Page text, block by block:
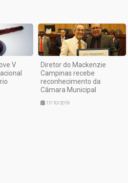
V
Diretor do Mackenzie
Campinas recebe
reconhecimento da
Câmara Municipal
17/10/2019